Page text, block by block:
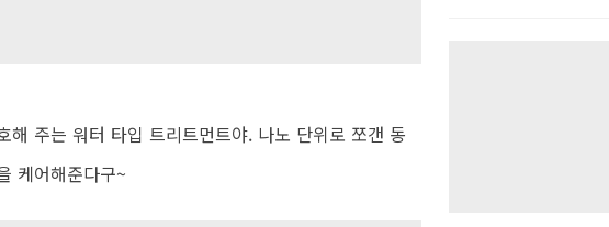
주는 워터 타입 트리트먼트야. 나노 단위로 쪼갠 동
케어해준다구~